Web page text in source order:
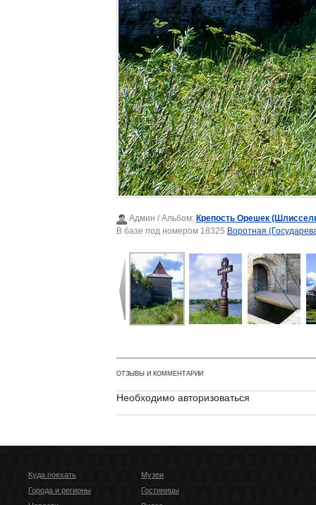
Админ / Альбом: Крепость Орешек
В базе под номером 18325 Воротная
ОТЗЫВЫ И КОММЕНТАРИИ
Необходимо авторизоваться
Куда поехать
Города и регионы
Музеи
Гостиницы